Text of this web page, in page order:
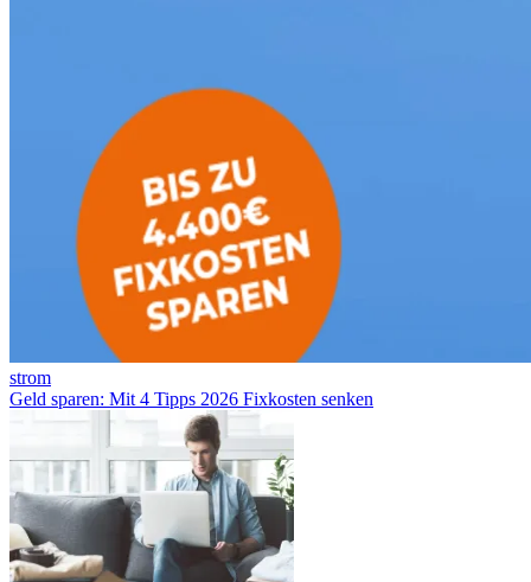
strom
Geld sparen: Mit 4 Tipps 2026 Fixkosten senken